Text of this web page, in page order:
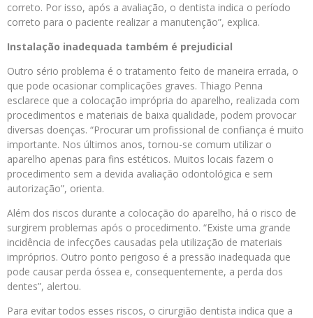
correto. Por isso, após a avaliação, o dentista indica o período
correto para o paciente realizar a manutenção”, explica.
Instalação inadequada também é prejudicial
Outro sério problema é o tratamento feito de maneira errada, o
que pode ocasionar complicações graves. Thiago Penna
esclarece que a colocação imprópria do aparelho, realizada com
procedimentos e materiais de baixa qualidade, podem provocar
diversas doenças. “Procurar um profissional de confiança é muito
importante. Nos últimos anos, tornou-se comum utilizar o
aparelho apenas para fins estéticos. Muitos locais fazem o
procedimento sem a devida avaliação odontológica e sem
autorização”, orienta.
Além dos riscos durante a colocação do aparelho, há o risco de
surgirem problemas após o procedimento. “Existe uma grande
incidência de infecções causadas pela utilização de materiais
impróprios. Outro ponto perigoso é a pressão inadequada que
pode causar perda óssea e, consequentemente, a perda dos
dentes”, alertou.
Para evitar todos esses riscos, o cirurgião dentista indica que a